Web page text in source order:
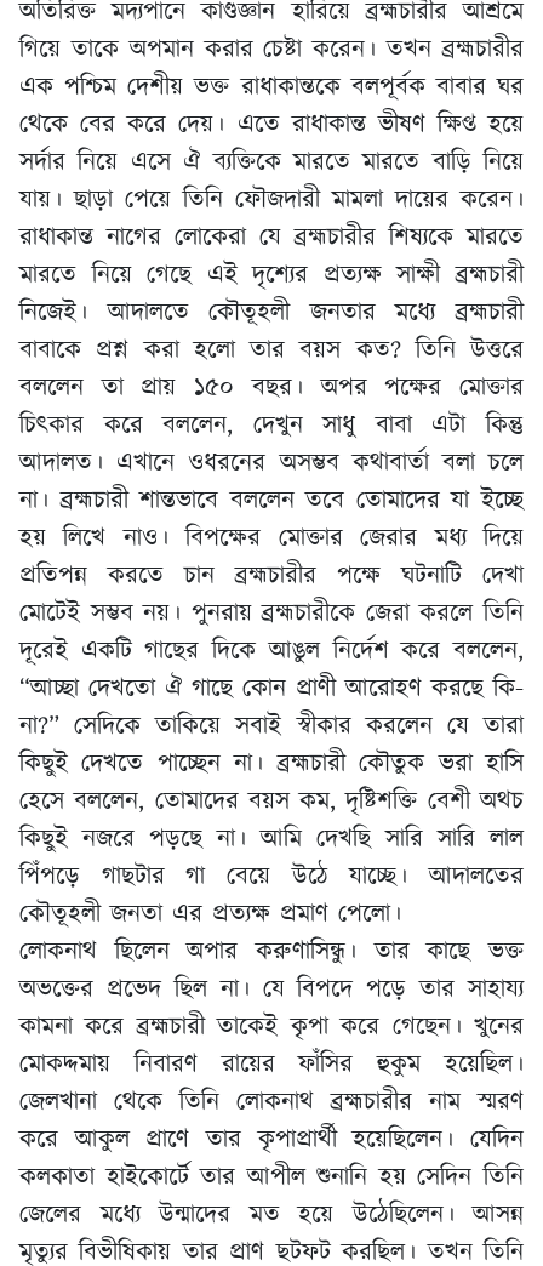
অতিরিক্ত মদ্যপানে কাণ্ডজ্ঞান হারিয়ে ব্রহ্মচারীর আশ্রমে
গিয়ে তাকে অপমান করার চেষ্টা করেন। তখন ব্রহ্মচারীর
এক পশ্চিম দেশীয় ভক্ত রাধাকান্তকে বলপূর্বক বাবার ঘর
থেকে বের করে দেয়। এতে রাধাকান্ত ভীষণ ক্ষিপ্ত হয়ে
সর্দার নিয়ে এসে ঐ ব্যক্তিকে মারতে মারতে বাড়ি নিয়ে
যায়। ছাড়া পেয়ে তিনি ফৌজদারী মামলা দায়ের করেন।
রাধাকান্ত নাগের লোকেরা যে ব্রহ্মচারীর শিষ্যকে মারতে
মারতে নিয়ে গেছে এই দৃশ্যের প্রত্যক্ষ সাক্ষী ব্রহ্মচারী
নিজেই। আদালতে কৌতূহলী জনতার মধ্যে ব্রহ্মচারী
বাবাকে প্রশ্ন করা হলো তার বয়স কত? তিনি উত্তরে
বললেন তা প্রায় ১৫০ বছর। অপর পক্ষের মোক্তার
চিৎকার করে বললেন, দেখুন সাধু বাবা এটা কিন্তু
আদালত। এখানে ওধরনের অসম্ভব কথাবার্তা বলা চলে
না। ব্রহ্মচারী শান্তভাবে বললেন তবে তোমাদের যা ইচ্ছে
হয় লিখে নাও। বিপক্ষের মোক্তার জেরার মধ্য দিয়ে
প্রতিপন্ন করতে চান ব্রহ্মচারীর পক্ষে ঘটনাটি দেখা
মোটেই সম্ভব নয়। পুনরায় ব্রহ্মচারীকে জেরা করলে তিনি
দূরেই একটি গাছের দিকে আঙুল নির্দেশ করে বললেন,
“আচ্ছা দেখতো ঐ গাছে কোন প্রাণী আরোহণ করছে কি-
না?” সেদিকে তাকিয়ে সবাই স্বীকার করলেন যে তারা
কিছুই দেখতে পাচ্ছেন না। ব্রহ্মচারী কৌতুক ভরা হাসি
হেসে বললেন, তোমাদের বয়স কম, দৃষ্টিশক্তি বেশী অথচ
কিছুই নজরে পড়ছে না। আমি দেখছি সারি সারি লাল
পিঁপড়ে গাছটার গা বেয়ে উঠে যাচ্ছে। আদালতের
কৌতূহলী জনতা এর প্রত্যক্ষ প্রমাণ পেলো।
লোকনাথ ছিলেন অপার করুণাসিন্ধু। তার কাছে ভক্ত
অভক্তের প্রভেদ ছিল না। যে বিপদে পড়ে তার সাহায্য
কামনা করে ব্রহ্মচারী তাকেই কৃপা করে গেছেন। খুনের
মোকদ্দমায় নিবারণ রায়ের ফাঁসির হুকুম হয়েছিল।
জেলখানা থেকে তিনি লোকনাথ ব্রহ্মচারীর নাম স্মরণ
করে আকুল প্রাণে তার কৃপাপ্রার্থী হয়েছিলেন। যেদিন
কলকাতা হাইকোর্টে তার আপীল শুনানি হয় সেদিন তিনি
জেলের মধ্যে উন্মাদের মত হয়ে উঠেছিলেন। আসন্ন
মৃত্যুর বিভীষিকায় তার প্রাণ ছটফট করছিল। তখন তিনি